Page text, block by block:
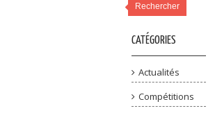
Rechercher
CATÉGORIES
Actualités
Compétitions